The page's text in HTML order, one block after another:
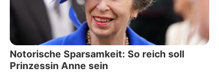
Notorische Sparsamkeit: So reich soll
Prinzessin Anne sein